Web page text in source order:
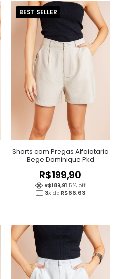
BEST SELLER
Shorts com Pregas Alfaiataria
Bege Dominique Pkd
R$199,90
R$189,91 5% off
3x de R$66,63